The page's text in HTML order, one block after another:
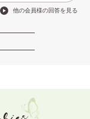
他の会員様の回答を見る